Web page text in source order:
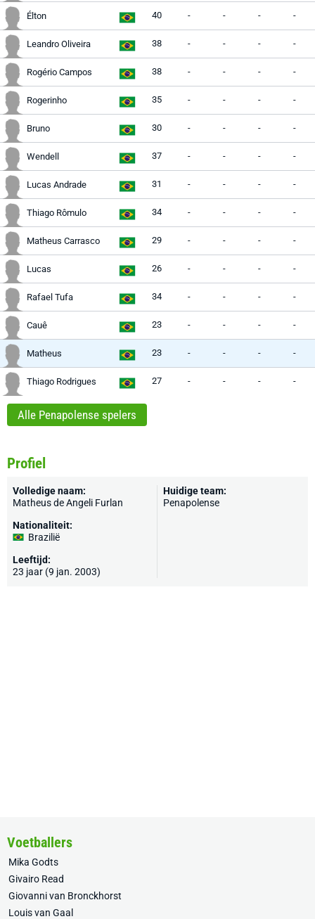
Élton 40 - - - -
Leandro Oliveira 38 - - - -
Rogério Campos 38 - - - -
Rogerinho 35 - - - -
Bruno 30 - - - -
Wendell 37 - - - -
Lucas Andrade 31 - - - -
Thiago Rômulo 34 - - - -
Matheus Carrasco 29 - - - -
Lucas 26 - - - -
Rafael Tufa 34 - - - -
Cauê 23 - - - -
Matheus 23 - - - -
Thiago Rodrigues 27 - - - -
Alle Penapolense spelers
Profiel
Volledige naam:
Matheus de Angeli Furlan
Nationaliteit:
Brazilië
Leeftijd:
23 jaar (9 jan. 2003)
Huidige team:
Penapolense
Voetballers
Mika Godts
Givairo Read
Giovanni van Bronckhorst
Louis van Gaal